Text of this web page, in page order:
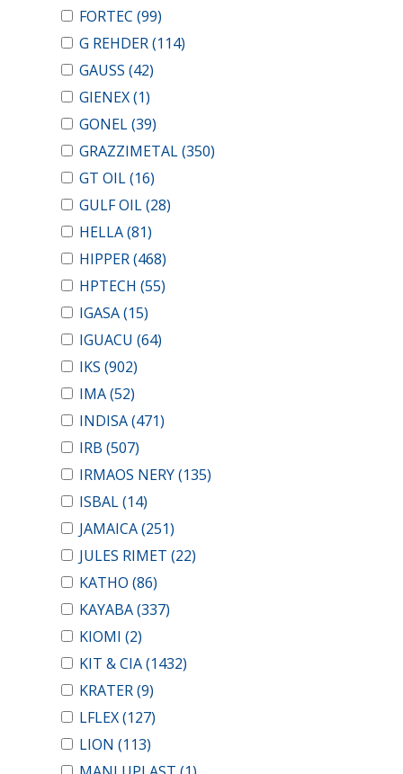
FORTEC (99)
G REHDER(114)
GAUSS (42)
GIENEX(1)
GONEL(39)
GRAZZIMETAL(350)
GT OIL(16)
GULF OIL(28)
HELLA(81)
HIPPER(468)
HPTECH (55)
IGASA(15)
IGUACU (64)
IKS (902)
IMA(52)
INDISA(471)
IRB (507)
IRMAOS NERY(135)
ISBAL(14)
JAMAICA(251)
JULES RIMET (22)
KATHO (86)
KAYABA(337)
KIOMI (2)
KIT & CIA(1432)
KRATER(9)
LFLEX(127)
LION (113)